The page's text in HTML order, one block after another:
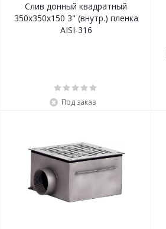
Слив донный квадратный
350х350х150 3" (внутр.) пленка
AISI-316
Под заказ